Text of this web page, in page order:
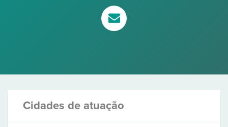
Cidades de atuação